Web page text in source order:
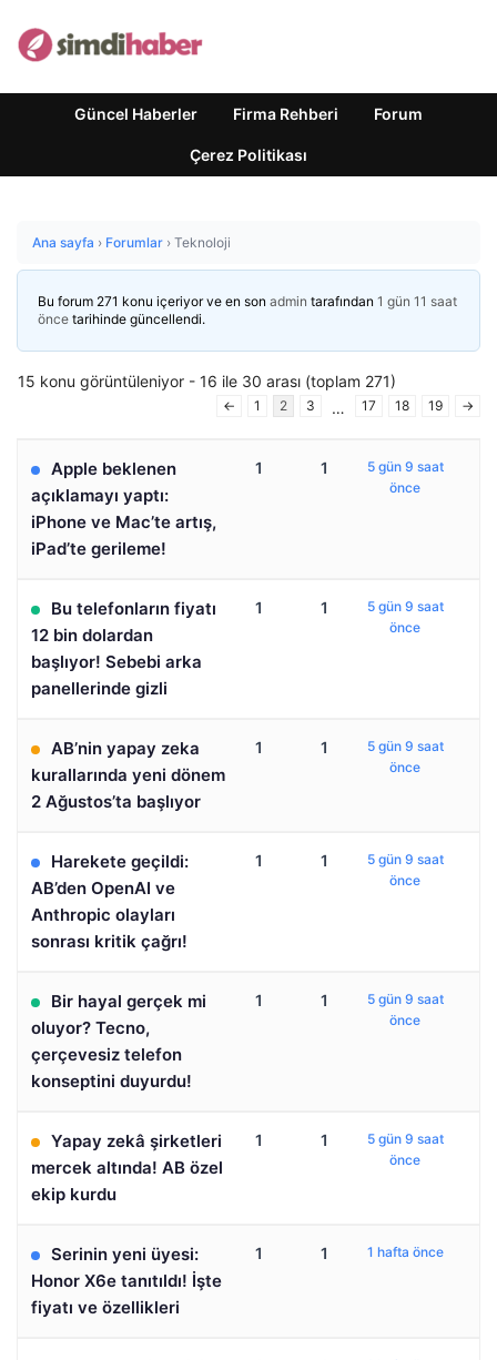
Güncel Haberler Firma Rehberi Forum
Çerez Politikası
Ana sayfa › Forumlar › Teknoloji
Bu forum 271 konu içeriyor ve en son admin tarafından 1 gün 11 saat
önce tarihinde güncellendi.
15 konu görüntüleniyor - 16 ile 30 arası (toplam 271)
← 1 2 3 … 17 18 19 →
Apple beklenen
açıklamayı yaptı:
iPhone ve Mac’te artış,
iPad’te gerileme!
1 1
5 gün 9 saat
önce
Bu telefonların fiyatı
12 bin dolardan
başlıyor! Sebebi arka
panellerinde gizli
1 1
5 gün 9 saat
önce
AB’nin yapay zeka
kurallarında yeni dönem
2 Ağustos’ta başlıyor
1 1
5 gün 9 saat
önce
Harekete geçildi:
AB’den OpenAI ve
Anthropic olayları
sonrası kritik çağrı!
1 1
5 gün 9 saat
önce
Bir hayal gerçek mi
oluyor? Tecno,
çerçevesiz telefon
konseptini duyurdu!
1 1
5 gün 9 saat
önce
Yapay zekâ şirketleri
mercek altında! AB özel
ekip kurdu
1 1
5 gün 9 saat
önce
Serinin yeni üyesi:
Honor X6e tanıtıldı! İşte
fiyatı ve özellikleri
1 1 1 hafta önce